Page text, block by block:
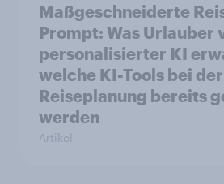
Maßgeschneiderte
Prompt: Was Urlauber
personalisierter KI
welche KI-Tools bei der
Reiseplanung bereits
werden
Artikel